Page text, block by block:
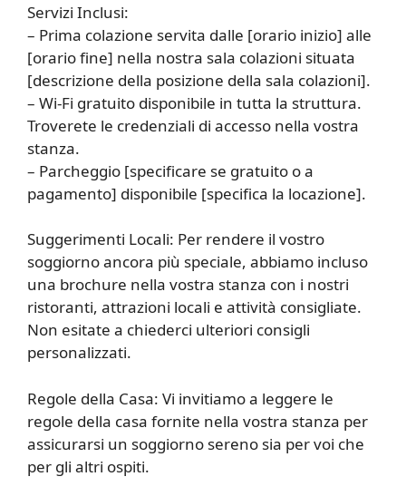
Servizi Inclusi:
– Prima colazione servita dalle [orario inizio] alle
[orario fine] nella nostra sala colazioni situata
[descrizione della posizione della sala colazioni].
– Wi-Fi gratuito disponibile in tutta la struttura.
Troverete le credenziali di accesso nella vostra
stanza.
– Parcheggio [specificare se gratuito o a
pagamento] disponibile [specifica la locazione].
Suggerimenti Locali: Per rendere il vostro
soggiorno ancora più speciale, abbiamo incluso
una brochure nella vostra stanza con i nostri
ristoranti, attrazioni locali e attività consigliate.
Non esitate a chiederci ulteriori consigli
personalizzati.
Regole della Casa: Vi invitiamo a leggere le
regole della casa fornite nella vostra stanza per
assicurarsi un soggiorno sereno sia per voi che
per gli altri ospiti.